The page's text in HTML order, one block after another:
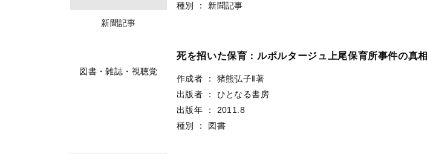
新聞記事
種別
： 新聞記事
図書・雑誌・視聴覚
死を招いた保育：ルポルタージュ上尾保育所事件の真相
作成者 ：
猪熊弘子‖著
出版者
：
ひとなる書房
出版年
：
2011.8
種別
： 図書